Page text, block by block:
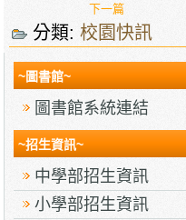
下一篇
分類:校園快訊
~圖書館~
圖書館系統連結
~招生資訊~
中學部招生資訊
小學部招生資訊